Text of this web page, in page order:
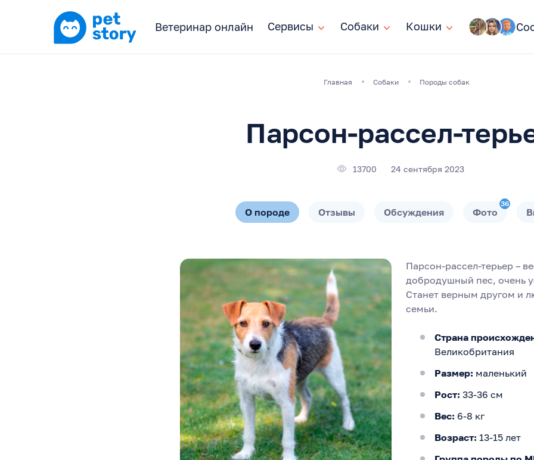
Ветеринар онлайн Сервисы
Сервисы Собаки
Собаки Кошки
Кошки
Главная Собаки Породы собак
Парсон-рассел-
13700 24 сентября 2023
О породе Отзывы Обсуждения Фото
36
Парсон-рассел-терьер –
добродушный пес, очень
Станет верным другом и
семьи.
Страна
Великобритания
Размер: маленький
Рост: 33-36 см
Вес: 6-8 кг
Возраст: 13-15 лет